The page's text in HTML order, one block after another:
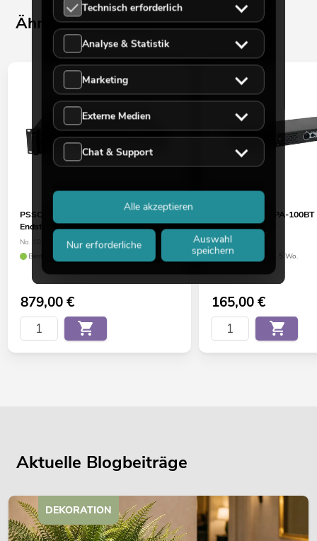
Ähnliche Produkte
PSSO QDA-6000 MK2 4-Kanal-
Endstufe
No. 10451689
Bestand reicht ca. 12 Wo.
879,00€
OMNITRONIC EPA-100BT
Mischverstärker
No. 10007078
Bestand reicht ca. 5 Wo.
165,00€
Aktuelle Blogbeiträge
DEKORATION
Technisch erforderlich
Analyse & Statistik
Marketing
Externe Medien
Chat & Support
Nur erforderliche
Auswahl
speichern
Alle akzeptieren